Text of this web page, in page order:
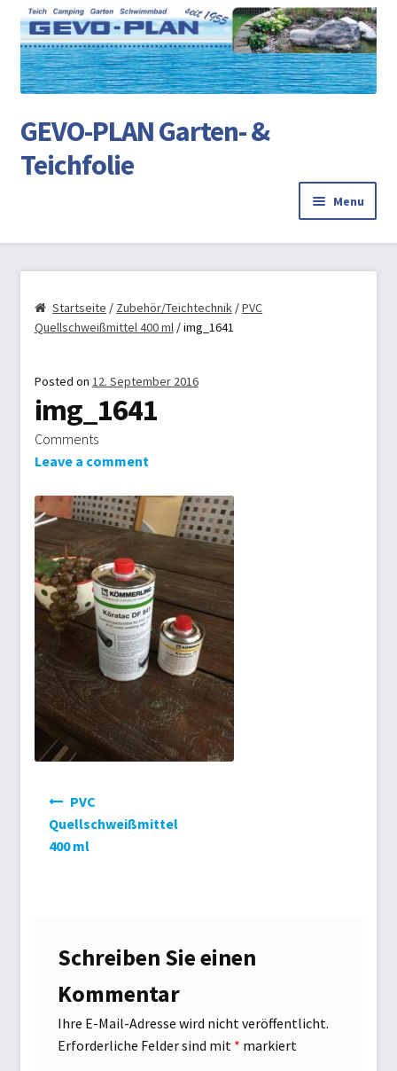
to
to
GEVO-PLAN Garten- &
Teichfolie
Menu
Startseite
Teichbau
AGB
Biogasdächer
Gartenmöbel
Impressum
Kasse
Markisen/Sonnenschutz
Mein Konto
Planen aller Art
Schwimmbad
Schwimmbadabdeckung
Versandarten
Warenkorb
Widerrufsbelehrung
Startseite / Zubehör/Teichtechnik /PVC
Quellschweißmittel 400 ml/ img_1641
Posted on 12. September 2016
img_1641
Comments
Leave a comment
PVC
Quellschweißmittel
400 ml
Schreiben Sie einen
Kommentar
Ihre E-Mail-Adresse wird nicht veröffentlicht.
Erforderliche Felder sind mit * markiert